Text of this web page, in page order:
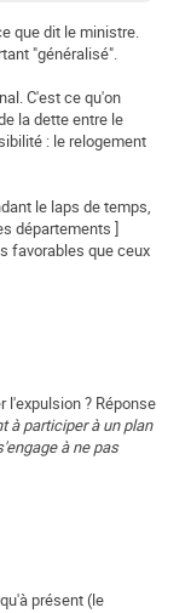
que dit le ministre.
"généralisé".
C'est ce qu'on
la dette entre le
: le relogement
le laps de temps,
départements ]
favorables que ceux
l'expulsion ? Réponse
à participer à un plan
à ne pas
présent (le